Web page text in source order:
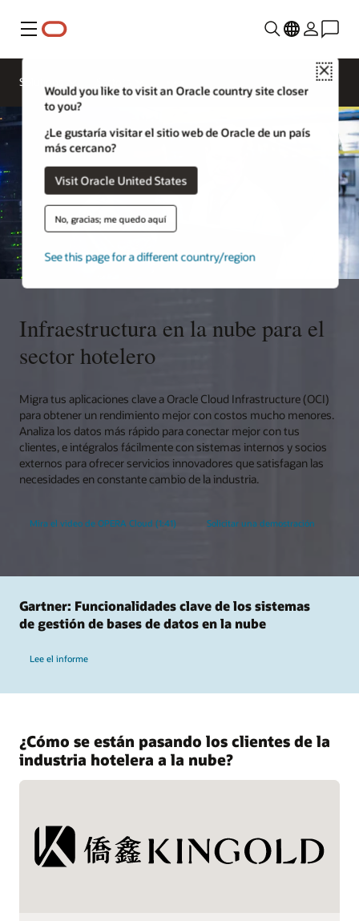
Menú
Close
Would you like to visit an Oracle country site closer
to you?
¿Le gustaría visitar el sitio web de Oracle de un país
más cercano?
Visit Oracle United States
No, gracias; me quedo aquí
See this page for a different country/region
Solutions
Infraestructura en la nube para el
sector hotelero
Migra tus aplicaciones clave a Oracle Cloud Infrastructure (OCI)
para obtener un rendimiento mejor con costos mucho menores.
Analiza los datos más rápido para conectar mejor con tus
clientes, e intégralos fácilmente con sistemas internos y socios
externos para ofrecer servicios innovadores que satisfagan las
necesidades en constante cambio de la industria.
Mira el video de OPERA Cloud (1:41) Solicitar una demostración
Gartner: Funcionalidades clave de los sistemas
de gestión de bases de datos en la nube
Lee el informe
¿Cómo se están pasando los clientes de la
industria hotelera a la nube?